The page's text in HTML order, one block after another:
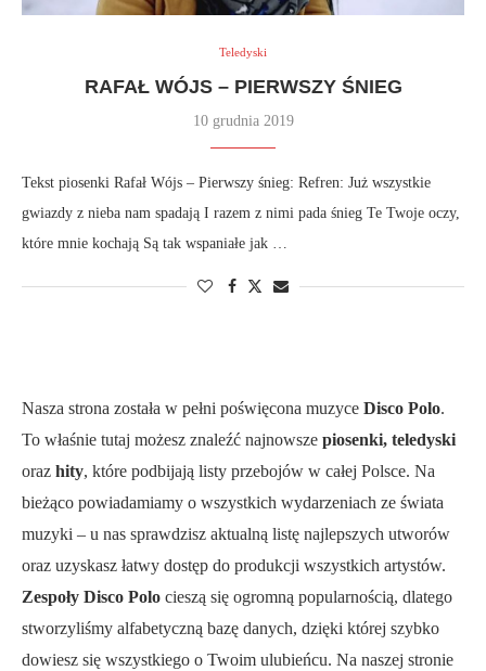
Teledyski
RAFAŁ WÓJS – PIERWSZY ŚNIEG
10 grudnia 2019
Tekst piosenki Rafał Wójs – Pierwszy śnieg: Refren: Już wszystkie
gwiazdy z nieba nam spadają I razem z nimi pada śnieg Te Twoje oczy,
które mnie kochają Są tak wspaniałe jak …
Nasza strona została w pełni poświęcona muzyce Disco Polo.
To właśnie tutaj możesz znaleźć najnowsze piosenki, teledyski
oraz hity, które podbijają listy przebojów w całej Polsce. Na
bieżąco powiadamiamy o wszystkich wydarzeniach ze świata
muzyki – u nas sprawdzisz aktualną listę najlepszych utworów
oraz uzyskasz łatwy dostęp do produkcji wszystkich artystów.
Zespoły Disco Polo cieszą się ogromną popularnością, dlatego
stworzyliśmy alfabetyczną bazę danych, dzięki której szybko
dowiesz się wszystkiego o Twoim ulubieńcu. Na naszej stronie